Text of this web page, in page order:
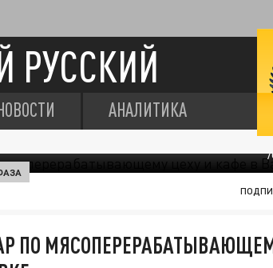
РУССКИЙ
АНАЛИТИКА
/
ПО